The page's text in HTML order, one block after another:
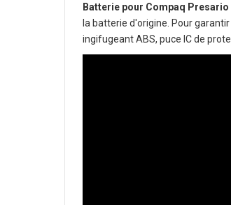
Batterie pour Compaq Presario
la batterie d'origine. Pour
ingifugeant ABS, puce IC de